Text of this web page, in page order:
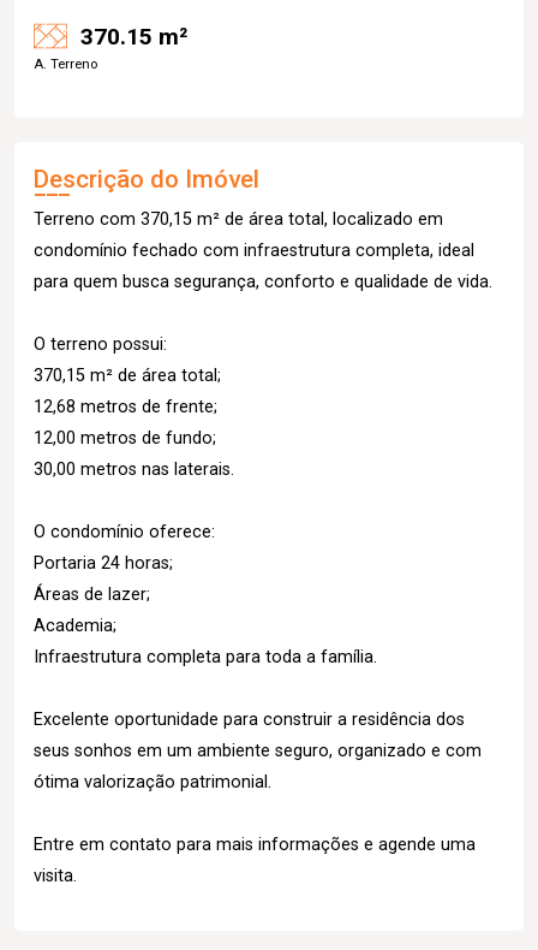
370.15 m²
A. Terreno
Descrição do Imóvel
Terreno com 370,15 m² de área total, localizado em
condomínio fechado com infraestrutura completa, ideal
para quem busca segurança, conforto e qualidade de vida.
O terreno possui:
370,15 m² de área total;
12,68 metros de frente;
12,00 metros de fundo;
30,00 metros nas laterais.
O condomínio oferece:
Portaria 24 horas;
Áreas de lazer;
Academia;
Infraestrutura completa para toda a família.
Excelente oportunidade para construir a residência dos
seus sonhos em um ambiente seguro, organizado e com
ótima valorização patrimonial.
Entre em contato para mais informações e agende uma
visita.